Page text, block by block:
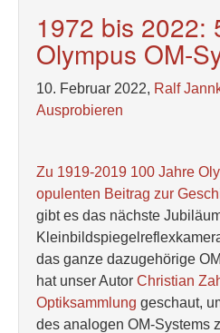
1972 bis 2022:
Olympus OM-
10. Februar 2022, Ralf
Ausprobieren
Zu 1919-2019 100 Jahre
opulenten Beitrag zur
gibt es das nächste
das ganze dazugehörige
hat unser Autor Christian
Optiksammlung geschaut,
des analogen OM-Systems